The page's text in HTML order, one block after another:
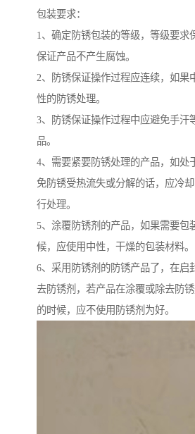
包装要求：
1、确定防锈包装的等级，等级要求
保证产品不产生腐蚀。
2、防锈保证操作过程应连续，如果
性的防锈处理。
3、防锈保证操作过程中应避免手汗
品。
4、需要紧要防锈处理的产品，如处
免防锈受热流失或分解的话，应冷
行处理。
5、涂覆防锈剂的产品，如果需要包
候，应使用中性，干燥的包装材料。
6、采用防锈剂的防锈产品了，在启
去防锈剂，若产品在涂覆或除去防
的时候，应不使用防锈剂为好。